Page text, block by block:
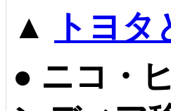
▲
トヨ
● ニコ・